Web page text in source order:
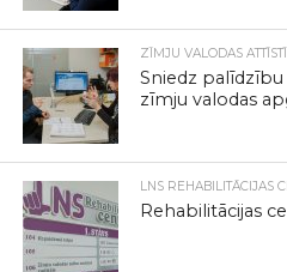
ZĪMJU VALODAS
Sniedz
zīmju valodas
LNS REHABILITĀCIJAS
Rehabilitācijas